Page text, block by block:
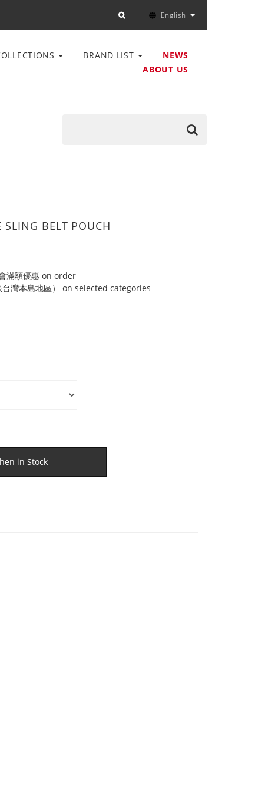
English
BRAND LIST
NEWS
ABOUT US
SLING BELT POUCH
滿額優惠 on order
台灣本島地區） on selected categories
in Stock